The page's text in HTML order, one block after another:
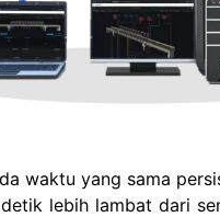
waktu yang sama
lebih lambat dari